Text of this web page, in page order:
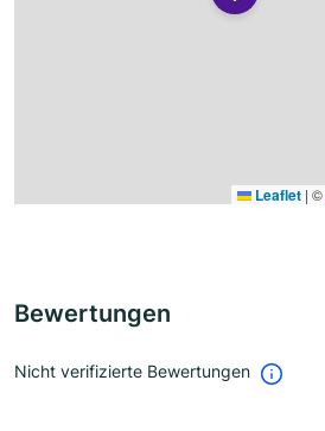
Leaflet | ©
Bewertungen
Nicht verifizierte Bewertungen